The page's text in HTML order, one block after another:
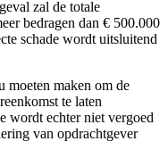
zal de totale
bedragen dan € 500.000
schade wordt uitsluitend
moeten maken om de
te laten
wordt echter niet vergoed
van opdrachtgever